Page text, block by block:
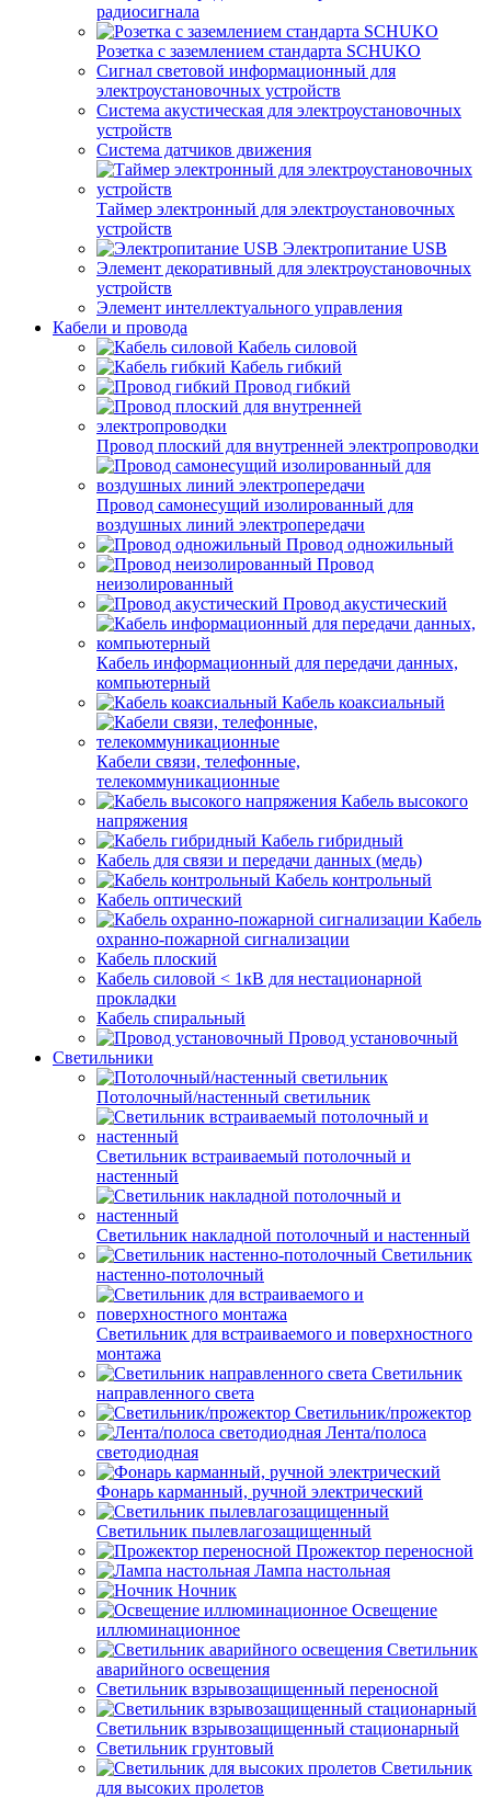
радиосигнала
Розетка с заземлением стандарта SCHUKO
Сигнал световой информационный для
электроустановочных устройств
Система акустическая для электроустановочных
устройств
Система датчиков движения
Таймер электронный для электроустановочных
устройств
Электропитание USB
Элемент декоративный для электроустановочных
устройств
Элемент интеллектуального управления
Кабели и провода
Кабель силовой
Кабель гибкий
Провод гибкий
Провод плоский для внутренней электропроводки
Провод самонесущий изолированный для
воздушных линий электропередачи
Провод одножильный
Провод
неизолированный
Провод акустический
Кабель информационный для передачи данных,
компьютерный
Кабель коаксиальный
Кабели связи, телефонные,
телекоммуникационные
Кабель высокого
напряжения
Кабель гибридный
Кабель для связи и передачи данных (медь)
Кабель контрольный
Кабель оптический
Кабель
охранно-пожарной сигнализации
Кабель плоский
Кабель силовой < 1кВ для нестационарной
прокладки
Кабель спиральный
Провод установочный
Светильники
Потолочный/настенный светильник
Светильник встраиваемый потолочный и
настенный
Светильник накладной потолочный и настенный
Светильник
настенно-потолочный
Светильник для встраиваемого и поверхностного
монтажа
Светильник
направленного света
Светильник/прожектор
Лента/полоса
светодиодная
Фонарь карманный, ручной электрический
Светильник пылевлагозащищенный
Прожектор переносной
Лампа настольная
Ночник
Освещение
иллюминационное
Светильник
аварийного освещения
Светильник взрывозащищенный переносной
Светильник взрывозащищенный стационарный
Светильник грунтовый
Светильник
для высоких пролетов